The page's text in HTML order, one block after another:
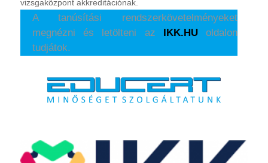
vizsgaközpont akkreditációnak.
A tanúsítási rendszerkövetelményeket
megnézni és letölteni az IKK.HUoldalon
tudjátok.